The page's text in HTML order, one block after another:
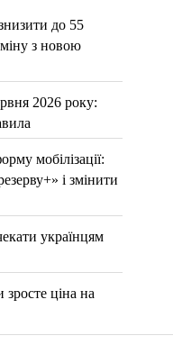
до 55
з новою
2026 року:
мобілізації:
і змінити
українцям
ціна на